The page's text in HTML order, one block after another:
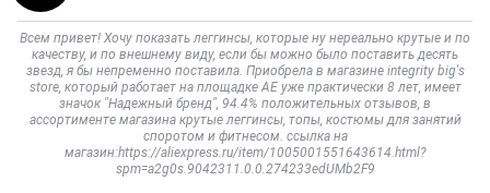
Всем привет! Хочу показать леггинсы, которые ну нереально крутые и по
качеству, и по внешнему виду, если бы можно было поставить десять
звезд, я бы непременно поставила. Приобрела в магазине integrity big's
store, который работает на площадке АЕ уже практически 8 лет, имеет
значок "Надежный бренд", 94.4% положительных отзывов, в
ассортименте магазина крутые леггинсы, топы, костюмы для занятий
споротом и фитнесом. ссылка на
магазин:https://aliexpress.ru/item/1005001551643614.html?
spm=a2g0s.9042311.0.0.274233edUMb2F9